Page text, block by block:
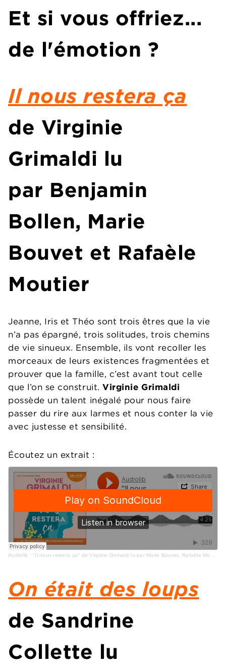
Et si vous offriez...
de l'émotion ?
Il nous restera ça
de Virginie
Grimaldi lu
par Benjamin
Bollen, Marie
Bouvet et Rafaèle
Moutier
Jeanne, Iris et Théo sont trois êtres que la vie
n’a pas épargné, trois solitudes, trois chemins
de vie sinueux. Ensemble, ils vont recoller les
morceaux de leurs existences fragmentées et
prouver que la famille, c’est avant tout celle
que l’on se construit.Virginie Grimaldi
possède un talent inégalé pour nous faire
passer du rire aux larmes et nous conter la vie
avec justesse et sensibilité.
Écoutez un extrait :
Audiolib · "Il nous restera ça" de Virginie Grimaldi lu par Marie Bouvet, Rafaèle Moutier et Benjamin Bollen
On était des loups
de Sandrine
Collette lu